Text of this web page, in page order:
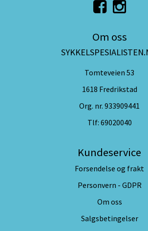
Om oss
Tomteveien 53
1618 Fredrikstad
Org. nr. 933909441
Tlf: 69020040
Kundeservice
Forsendelse og frakt
Personvern - GDPR
Om oss
Salgsbetingelser